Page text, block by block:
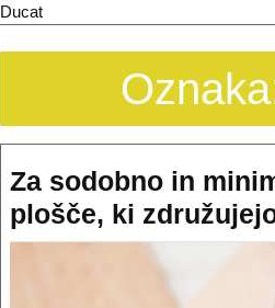
Ducat
Za sodobno in
plošče, ki